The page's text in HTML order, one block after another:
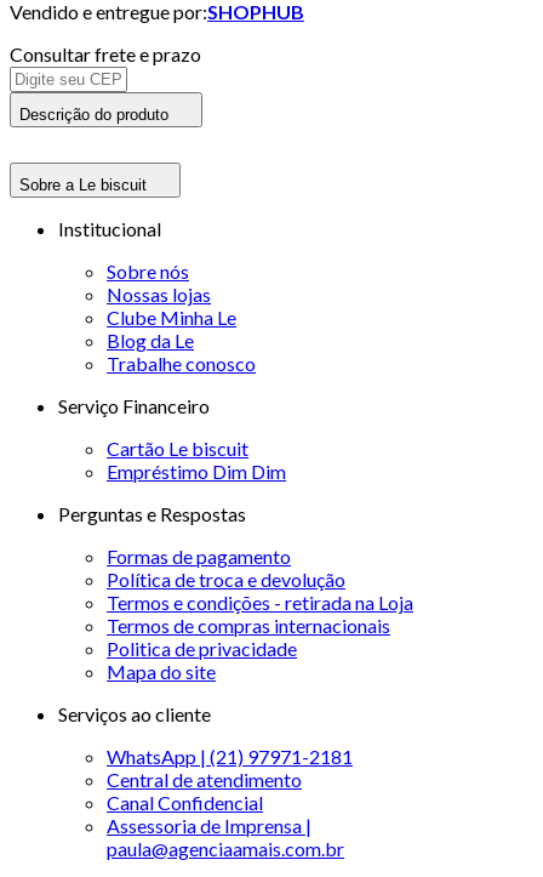
Vendido e entregue por:SHOPHUB
Consultar frete e prazo
Descrição do produto
Sobre a Le biscuit
Institucional
Sobre nós
Nossas lojas
Clube Minha Le
Blog da Le
Trabalhe conosco
Serviço Financeiro
Cartão Le biscuit
Empréstimo Dim Dim
Perguntas e Respostas
Formas de pagamento
Política de troca e devolução
Termos e condições - retirada na Loja
Termos de compras internacionais
Politica de privacidade
Mapa do site
Serviços ao cliente
WhatsApp | (21) 97971-2181
Central de atendimento
Canal Confidencial
Assessoria de Imprensa |
paula@agenciaamais.com.br